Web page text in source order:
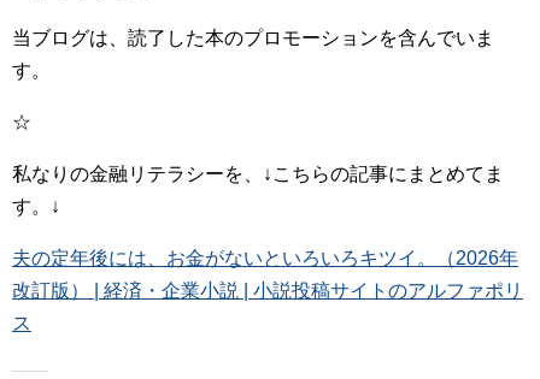
当ブログは、読了した本のプロモーションを含んでいま
す。
☆
私なりの金融リテラシーを、↓こちらの記事にまとめてま
す。↓
夫の定年後には、お金がないといろいろキツイ。（2026年
改訂版） | 経済・企業小説 | 小説投稿サイトのアルファポリ
ス